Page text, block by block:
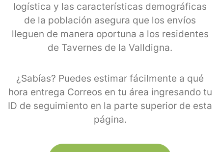
logística y las características demográficas
de la población asegura que los envíos
lleguen de manera oportuna a los residentes
de Tavernes de la Valldigna.
¿Sabías? Puedes estimar fácilmente a qué
hora entrega Correos en tu área ingresando tu
ID de seguimiento en la parte superior de esta
página.